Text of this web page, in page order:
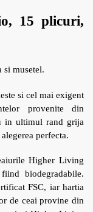
15 plicuri,
si musetel.
si cel mai exigent
provenite din
in ultimul rand grija
perfecta.
Higher Living
biodegradabile.
FSC, iar hartia
de ceai provine din